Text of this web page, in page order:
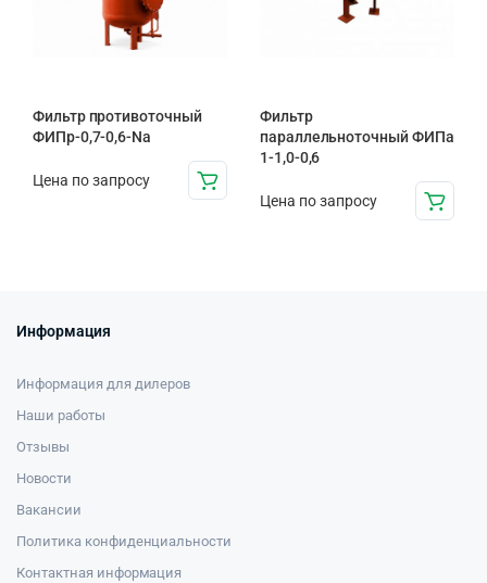
Фильтр противоточный
ФИПр-0,7-0,6-Na
Цена по запросу
Фильтр
параллельноточный ФИПа
1-1,0-0,6
Цена по запросу
Информация
Информация для дилеров
Наши работы
Отзывы
Новости
Вакансии
Политика конфиденциальности
Контактная информация